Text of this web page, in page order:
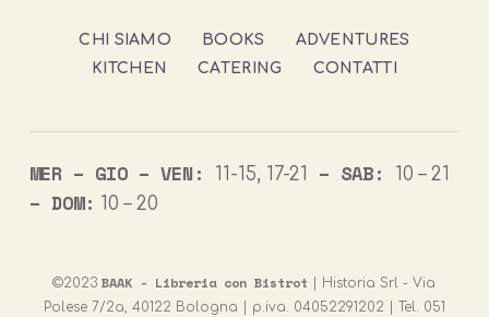
CHI SIAMO BOOKS
ADVENTURES
KITCHEN
CATERING CONTATTI
MER – GIO – VEN: 11-15, 17-21 – SAB: 10 – 21
– DOM: 10 – 20
©2023BAAK - Libreria con Bistrot
| Historia Srl - Via
Polese 7/2a, 40122 Bologna | p.iva. 04052291202 |
Tel. 051